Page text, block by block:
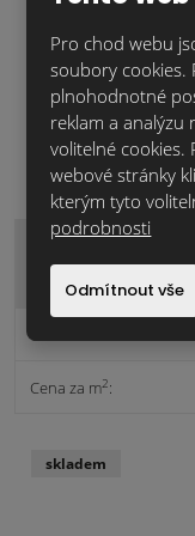
Cena za ks:
Cena za m2:
skladem
Pro chod webu
soubory cookies.
plnohodnotné
reklam a analýzu
volitelné cookies.
webové stránky
kterým tyto
podrobnosti
Odmítnout vše